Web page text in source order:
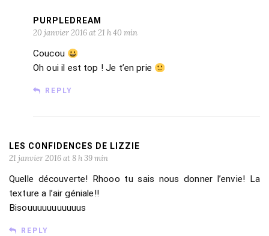
PURPLEDREAM
20 janvier 2016 at 21 h 40 min
Coucou
Oh oui il est top ! Je t’en prie
REPLY
LES CONFIDENCES DE LIZZIE
21 janvier 2016 at 8 h 39 min
Quelle découverte! Rhooo tu sais nous donner l’envie! La
texture a l’air géniale!!
Bisouuuuuuuuuuus
REPLY